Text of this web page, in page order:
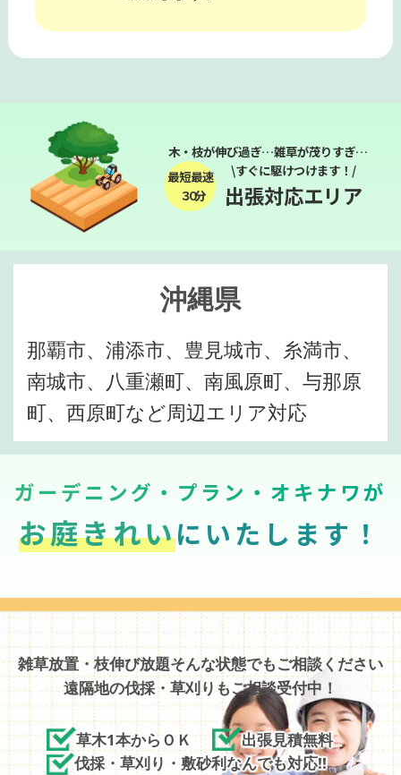
木・枝が伸び過ぎ…雑草が茂りすぎ…
最短最速
３０分
\すぐに駆けつけます！/
出張対応エリア
沖縄県
那覇市、浦添市、豊見城市、糸満市、
南城市、八重瀬町、南風原町、与那原
町、西原町など周辺エリア対応
ガーデニング・プラン・オキナワが
お庭きれいにいたします！
雑草放置・枝伸び放題そんな状態でもご相談ください
遠隔地の伐採・草刈りもご相談受付中！
草木1本からＯＫ
出張見積無料
伐採・草刈り・敷砂利なんでも対応!!